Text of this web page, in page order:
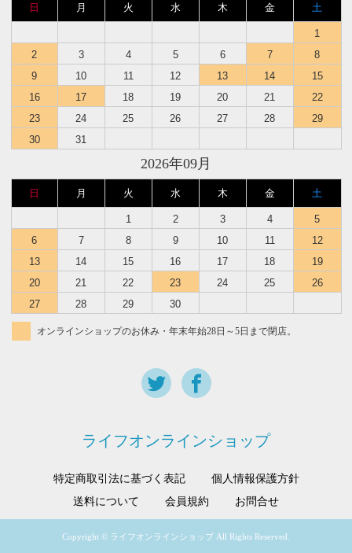
日 月 火 水 木 金 土
1
2
3 4 5 6 7
8
9
10 11 12 13 14
15
16
17 18 19 20 21
22
23
24 25 26 27 28
29
30
31
2026年09月
日 月 火 水 木 金 土
1 2 3 4
5
6
7 8 9 10 11
12
13
14 15 16 17 18
19
20
21 22 23 24 25
26
27
28 29 30
オンラインショップのお休み・年末年始28日～5日まで閉店。
ライフオンラインショップ
特定商取引法に基づく表記
個人情報保護方針
送料について
会員規約 お問合せ
Copyright © ライフオンラインショップ All Rights Reserved.